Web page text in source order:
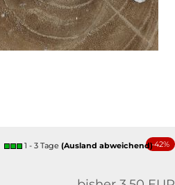
-42%
1 - 3 Tage (Ausland abweichend)